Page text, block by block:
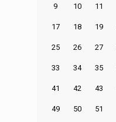
9 10 11
17 18 19
25 26 27
33 34 35
41 42 43
49 50 51